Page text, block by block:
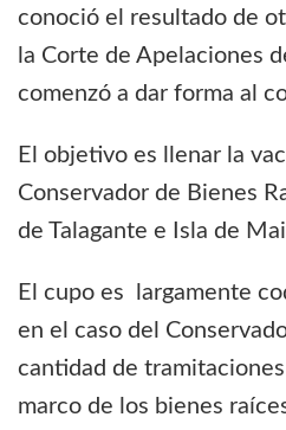
conoció el resultado de
la Corte de Apelaciones
comenzó a dar forma al
El objetivo es llenar la
Conservador de Bienes
de Talagante e Isla de
El cupo es largamente
en el caso del
cantidad de
marco de los bienes